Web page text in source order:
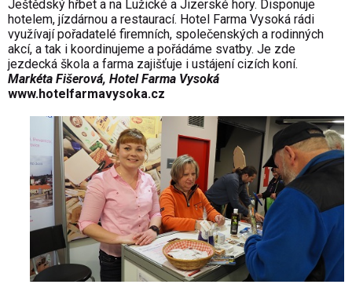
Ještědský hřbet a na Lužické a Jizerské hory. Disponuje
hotelem, jízdárnou a restaurací. Hotel Farma Vysoká rádi
využívají pořadatelé firemních, společenských a rodinných
akcí, a tak i koordinujeme a pořádáme svatby. Je zde
jezdecká škola a farma zajišťuje i ustájení cizích koní.
Markéta Fišerová, Hotel Farma Vysoká
www.hotelfarmavysoka.cz